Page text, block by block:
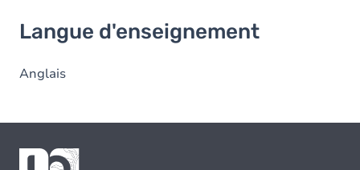
Langue d'enseignement
Anglais